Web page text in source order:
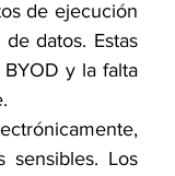
de ejecución
datos. Estas
y la falta
sensibles. Los